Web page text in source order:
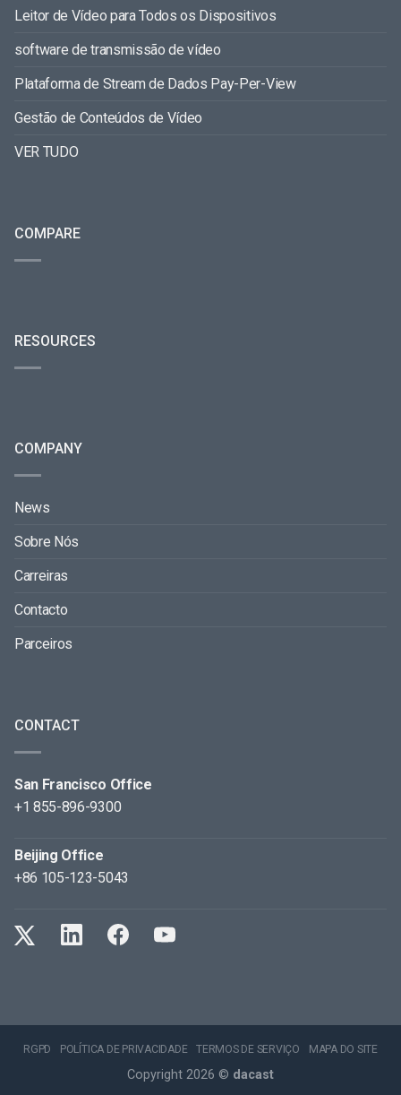
Leitor de Vídeo para Todos os Dispositivos
software de transmissão de vídeo
Plataforma de Stream de Dados Pay-Per-View
Gestão de Conteúdos de Vídeo
VER TUDO
COMPARE
RESOURCES
COMPANY
News
Sobre Nós
Carreiras
Contacto
Parceiros
CONTACT
San Francisco Office
+1 855-896-9300
Beijing Office
+86 105-123-5043
RGPD POLÍTICA DE PRIVACIDADE TERMOS DE SERVIÇO MAPA DO SITE
Copyright 2026 © dacast